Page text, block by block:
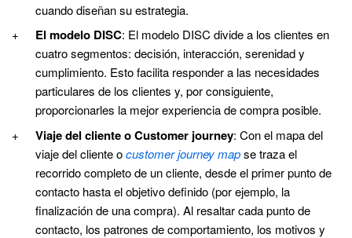
cuando diseñan su estrategia.
El modelo DISC: El modelo DISC divide a los clientes en
cuatro segmentos: decisión, interacción, serenidad y
cumplimiento. Esto facilita responder a las necesidades
particulares de los clientes y, por consiguiente,
proporcionarles la mejor experiencia de compra posible.
Viaje del cliente oCustomer journey: Con el mapa del
viaje del cliente ocustomer journey mapse traza el
recorrido completo de un cliente, desde el primer punto de
contacto hasta el objetivo definido (por ejemplo, la
finalización de una compra). Al resaltar cada punto de
contacto, los patrones de comportamiento, los motivos y